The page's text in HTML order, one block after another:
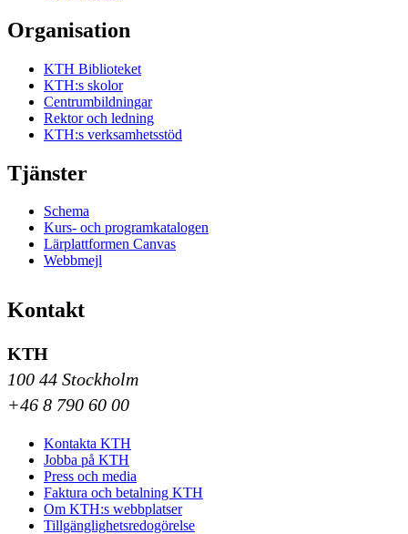
Organisation
KTH Biblioteket
KTH:s skolor
Centrumbildningar
Rektor och ledning
KTH:s verksamhetsstöd
Tjänster
Schema
Kurs- och programkatalogen
Lärplattformen Canvas
Webbmejl
Kontakt
KTH
100 44 Stockholm
+46 8 790 60 00
Kontakta KTH
Jobba på KTH
Press och media
Faktura och betalning KTH
Om KTH:s webbplatser
Tillgänglighetsredogörelse